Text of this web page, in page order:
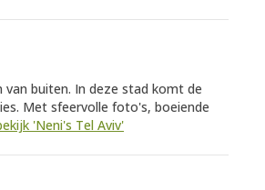
van buiten. In deze stad komt de
Met sfeervolle foto's, boeiende
'Neni's Tel Aviv'